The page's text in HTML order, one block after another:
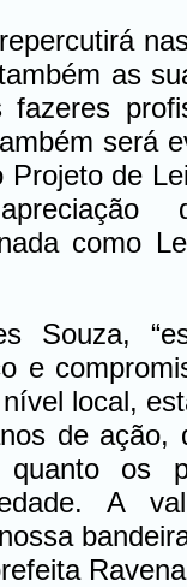
as
será
de
como
Souza,
e
local,
de ação,
quanto os
A